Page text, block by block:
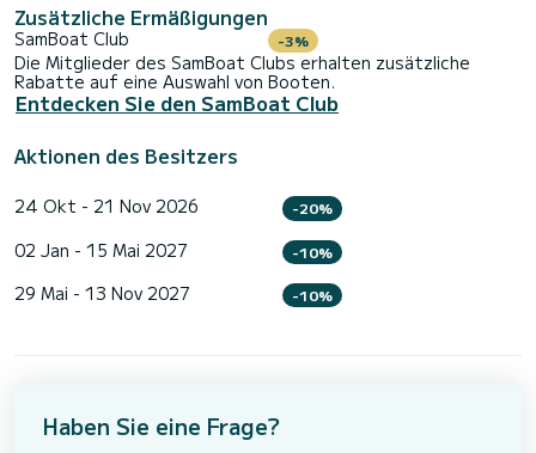
Zusätzliche Ermäßigungen
SamBoat Club -3%
Die Mitglieder des SamBoat Clubs erhalten zusätzliche
Rabatte auf eine Auswahl von Booten.
Entdecken Sie den SamBoat Club
Aktionen des Besitzers
24 Okt - 21 Nov 2026 -20%
02 Jan - 15 Mai 2027 -10%
29 Mai - 13 Nov 2027 -10%
Haben Sie eine Frage?